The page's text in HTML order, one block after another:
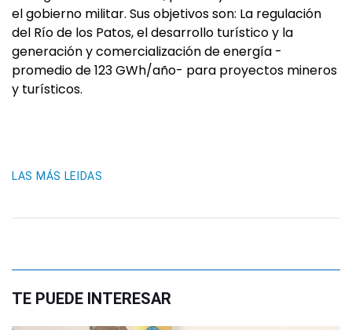
el gobierno militar. Sus objetivos son: La regulación
del Río de los Patos, el desarrollo turístico y la
generación y comercialización de energía -
promedio de 123 GWh/año- para proyectos mineros
y turísticos.
LAS MÁS LEIDAS
TE PUEDE INTERESAR